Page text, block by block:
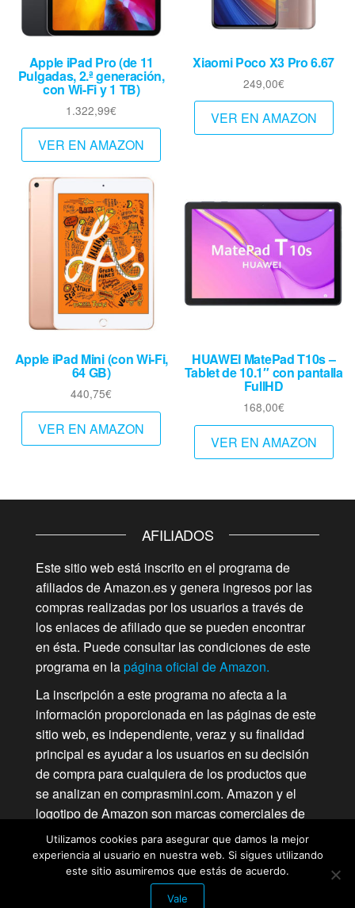
Apple iPad Pro (de 11
Pulgadas, 2.ª generación,
con Wi-Fi y 1 TB)
1.322,99€
VER EN AMAZON
Xiaomi Poco X3 Pro 6.67
249,00€
VER EN AMAZON
Apple iPad Mini (con Wi-Fi,
64 GB)
440,75€
VER EN AMAZON
HUAWEI MatePad T10s –
Tablet de 10.1″ con pantalla
FullHD
168,00€
VER EN AMAZON
AFILIADOS
Este sitio web está inscrito en el programa de
afiliados de Amazon.es y genera ingresos por las
compras realizadas por los usuarios a través de
los enlaces de afiliado que se pueden encontrar
en ésta. Puede consultar las condiciones de este
programa en lapágina oficial de Amazon.
La inscripción a este programa no afecta a la
información proporcionada en las páginas de este
sitio web, es independiente, veraz y su finalidad
principal es ayudar a los usuarios en su decisión
de compra para cualquiera de los productos que
se analizan en comprasmini.com. Amazon y el
logotipo de Amazon son marcas comerciales de
Amazon.com, Inc. o de sociedades de su grupo.
Utilizamos cookies para asegurar que damos la mejor
experiencia al usuario en nuestra web. Si sigues utilizando
este sitio asumiremos que estás de acuerdo.
Vale